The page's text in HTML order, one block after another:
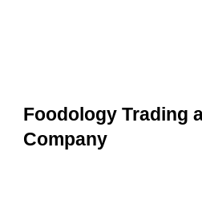
Foodology Trading
Company